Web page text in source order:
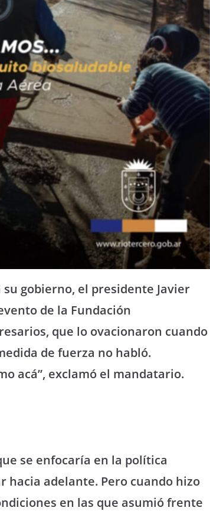
gobierno, el presidente Javier
de la Fundación
que lo ovacionaron cuando
de fuerza no habló.
acá”, exclamó el mandatario.
se enfocaría en la política
hacia adelante. Pero cuando hizo
en las que asumió frente